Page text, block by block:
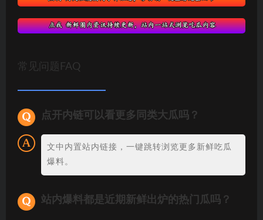
常见问题FAQ
点开内链可以看更多同类大瓜吗？
文中内置站内链接，一键跳转浏览更多新鲜吃瓜
爆料。
站内爆料都是近期新鲜出炉的热门瓜吗？